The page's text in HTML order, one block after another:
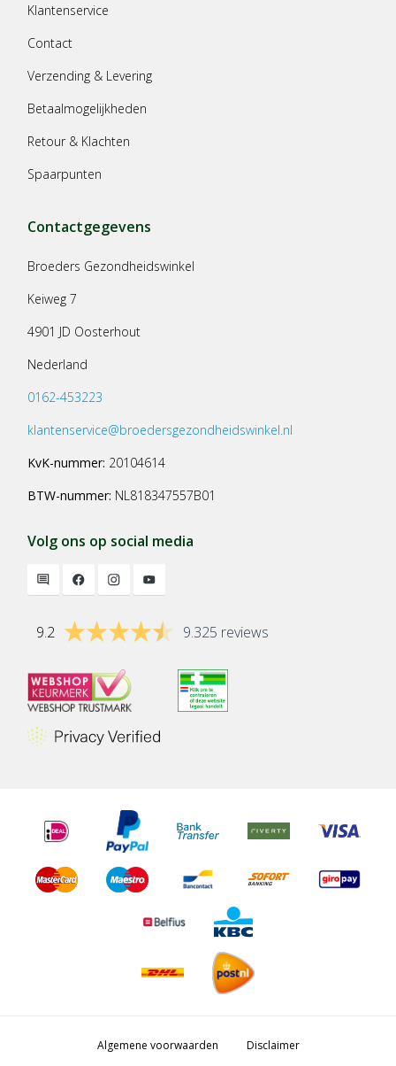
Klantenservice
Contact
Verzending & Levering
Betaalmogelijkheden
Retour & Klachten
Spaarpunten
Contactgegevens
Broeders Gezondheidswinkel
Keiweg 7
4901 JD Oosterhout
Nederland
0162-453223
klantenservice@broedersgezondheidswinkel.nl
KvK-nummer: 20104614
BTW-nummer: NL818347557B01
Volg ons op social media
9.2 9.325 reviews
Algemene voorwaarden Disclaimer